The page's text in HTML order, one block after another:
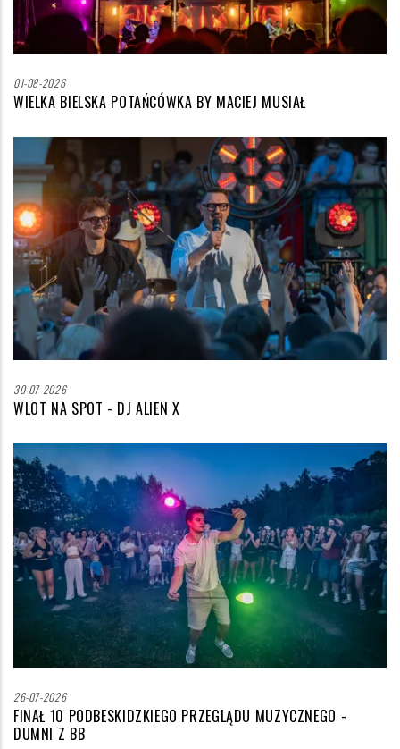
01-08-2026
WIELKA BIELSKA POTAŃCÓWKA BY MACIEJ MUSIAŁ
Zdjęcie
wyróżniające
30-07-2026
WLOT NA SPOT - DJ ALIEN X
Zdjęcie
wyróżniające
26-07-2026
FINAŁ 10 PODBESKIDZKIEGO PRZEGLĄDU MUZYCZNEGO -
DUMNI Z BB